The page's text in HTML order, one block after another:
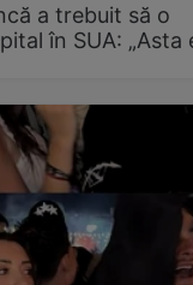
a trebuit să o
în SUA: „Asta